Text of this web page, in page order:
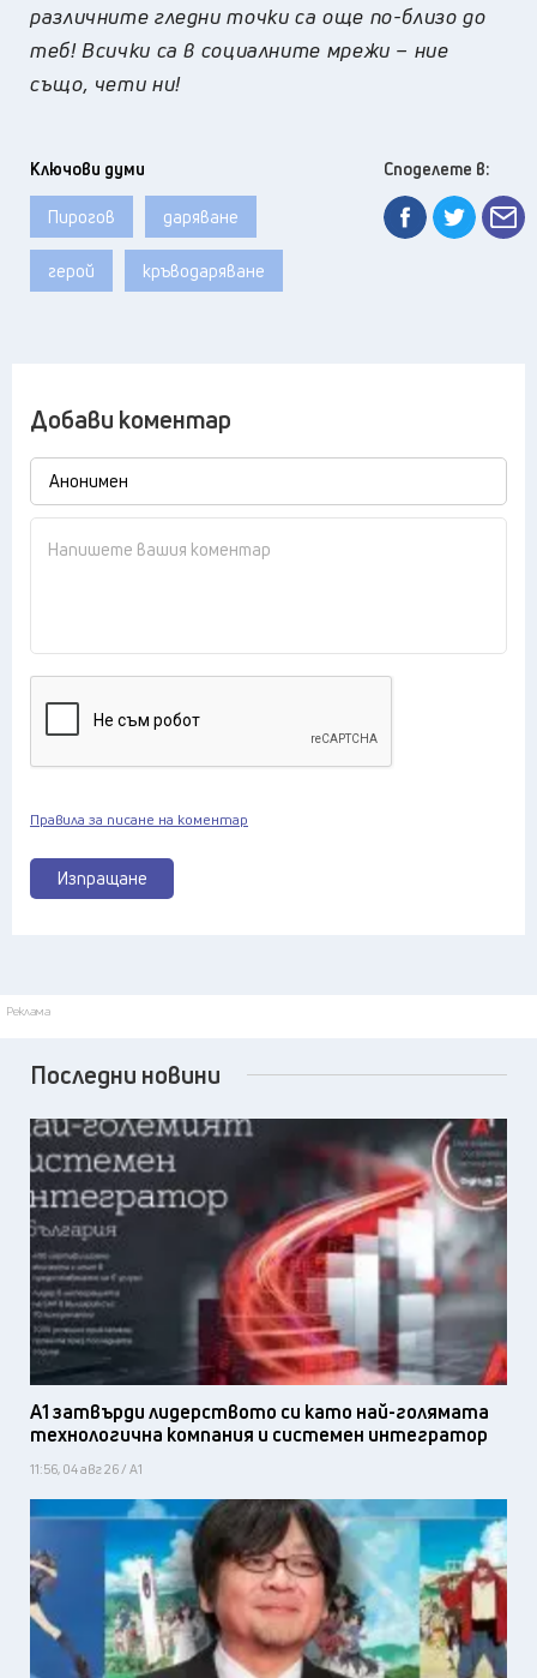
различните гледни точки са още по-близо до
теб! Всички са в социалните мрежи – ние
също, чети ни!
Ключови думи
Пирогов даряване
герой кръводаряване
Споделете в:
Добави коментар
Изпращане
Правила за писане на коментар
Реклама
Последни новини
А1 затвърди лидерството си като най-голямата
технологична компания и системен интегратор
11:56, 04 авг 26 / А1